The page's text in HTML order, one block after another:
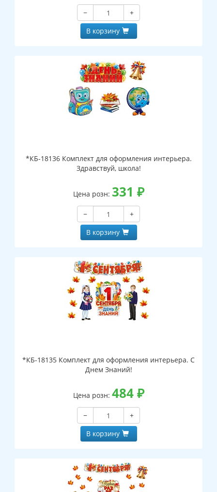
−
+
В корзину
*КБ-18136 Комплект для оформления интерьера.
Здравствуй, школа!
Цена розн: 331 ₽
−
+
В корзину
*КБ-18135 Комплект для оформления интерьера. С
Днем Знаний!
Цена розн: 484₽
−
+
В корзину